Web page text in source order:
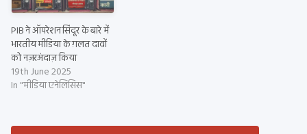
PIB ने ऑपरेशन सिंदूर के बारे में
भारतीय मीडिया के ग़लत दावों
को नज़रअंदाज़ किया
19th June 2025
In "मीडिया एनेलिसिस"